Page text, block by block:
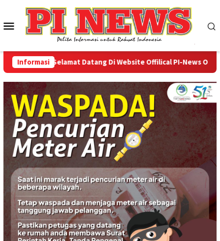
konten
Menu
Mobile
InformasiSelamat Datang Di Website Offilical PI-News Online